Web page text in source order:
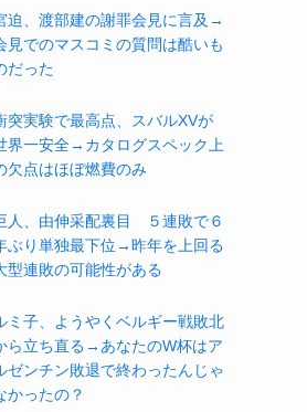
迫、渡部建の謝罪会見に言及→
見でのマスコミの質問は酷いも
だった
突実験で最高点、スバルXVが
界一安全→カタログスペック上
欠点はほぼ燃費のみ
人、由伸采配裏目 ５連敗で６
ぶり単独最下位→昨年を上回る
型連敗の可能性がある
ミ子、ようやくベルギー戦敗北
ら立ち直る→あなたのW杯はア
ゼンチン敗退で終わったんじゃ
かったの？